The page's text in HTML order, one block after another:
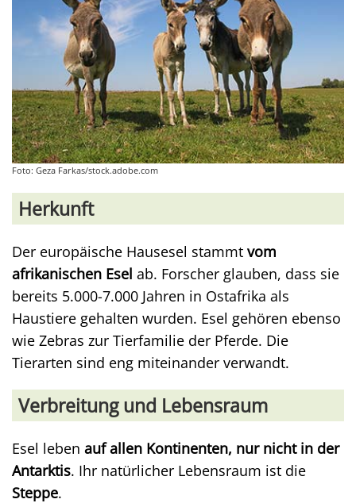
Foto: Geza Farkas/stock.adobe.com
Herkunft
Der europäische Hausesel stammt vom
afrikanischen Esel ab. Forscher glauben, dass sie
bereits 5.000-7.000 Jahren in Ostafrika als
Haustiere gehalten wurden. Esel gehören ebenso
wie Zebras zur Tierfamilie der Pferde. Die
Tierarten sind eng miteinander verwandt.
Verbreitung und Lebensraum
Esel leben auf allen Kontinenten, nur nicht in der
Antarktis. Ihr natürlicher Lebensraum ist die
Steppe.